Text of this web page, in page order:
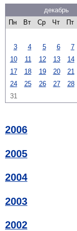
декабрь
Пн
Вт Ср Чт Пт
3
4 5 6 7
10
11 12 13 14
17
18 19 20 21
24
25 26 27 28
31
2006
2005
2004
2003
2002